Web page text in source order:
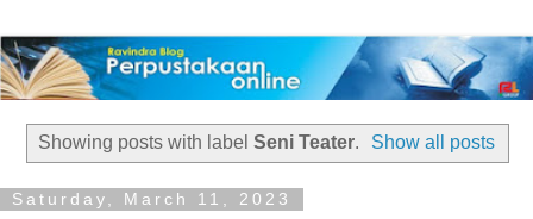
Showing posts with label Seni Teater. Show all posts
Saturday, March 11, 2023